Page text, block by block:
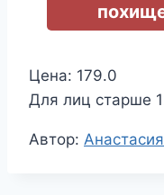
Цена: 179.0
Для лиц старше
Метки
Автор: